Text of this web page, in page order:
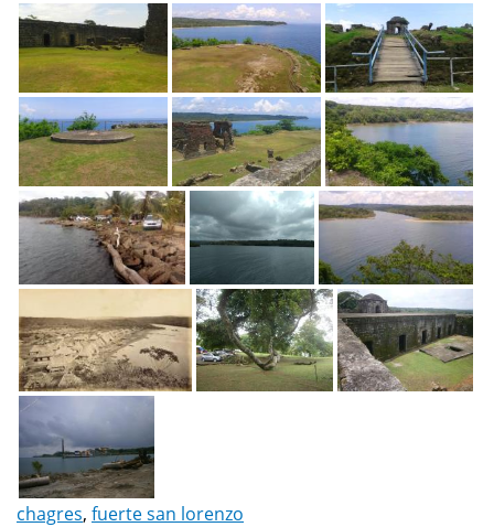
chagres, fuerte san lorenzo